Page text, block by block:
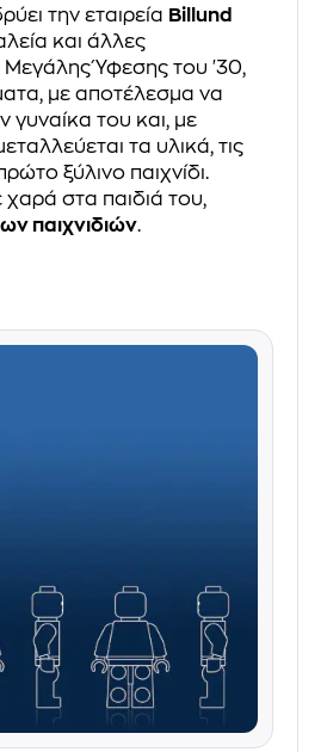
την εταιρεία Billund
και άλλες
Μεγάλης Ύφεσης του '30,
με αποτέλεσμα να
γυναίκα του και, με
τα υλικά, τις
ξύλινο παιχνίδι.
στα παιδιά του,
παιχνιδιών.